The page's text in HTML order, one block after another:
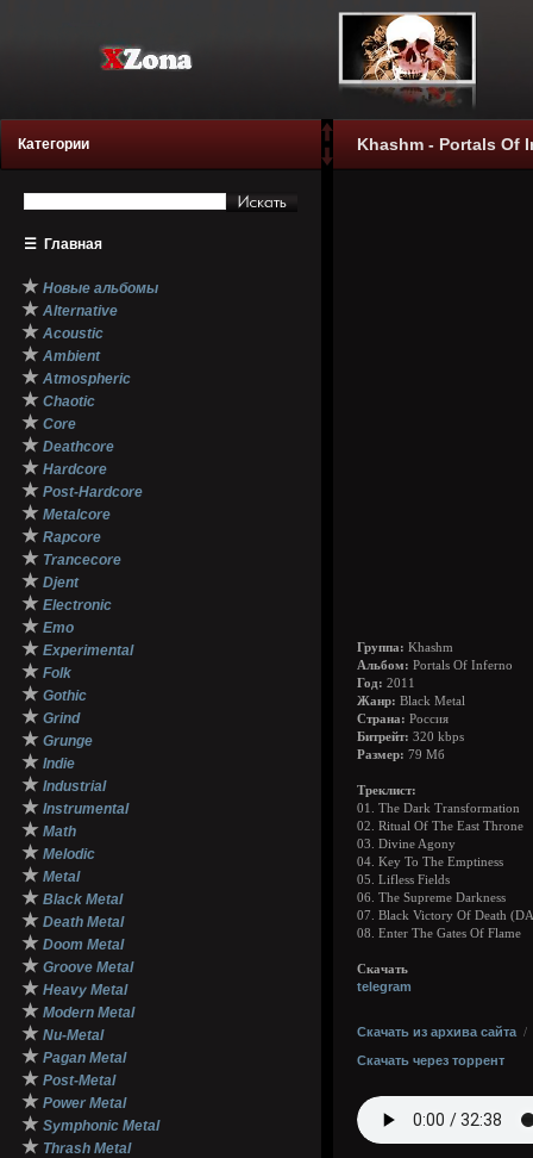
Категории
☰ Главная
★ Новые альбомы
★ Alternative
★ Acoustic
★ Ambient
★ Atmospheric
★ Chaotic
★ Core
★ Deathcore
★ Hardcore
★ Post-Hardcore
★ Metalcore
★ Rapcore
★ Trancecore
★ Djent
★ Electronic
★ Emo
★ Experimental
★ Folk
★ Gothic
★ Grind
★ Grunge
★ Indie
★ Industrial
★ Instrumental
★ Math
★ Melodic
★ Metal
★ Black Metal
★ Death Metal
★ Doom Metal
★ Groove Metal
★ Heavy Metal
★ Modern Metal
★ Nu-Metal
★ Pagan Metal
★ Post-Metal
★ Power Metal
★ Symphonic Metal
★ Thrash Metal
Khashm - Portals Of
Группа: Khashm
Альбом: Portals Of Inferno
Год: 2011
Жанр: Black Metal
Страна: Россия
Битрейт: 320 kbps
Размер: 79 Мб
Треклист:
01. The Dark Transformation
02. Ritual Of The East Throne
03. Divine Agony
04. Key To The Emptiness
05. Lifless Fields
06. The Supreme Darkness
07. Black Victory Of Death
08. Enter The Gates Of Flame
Скачать
telegram
Скачать из архива сайта /
Скачать через торрент